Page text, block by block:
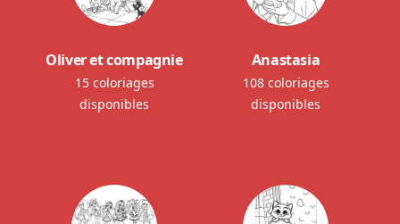
Oliver et compagnie
15 coloriages
disponibles
Anastasia
108 coloriages
disponibles